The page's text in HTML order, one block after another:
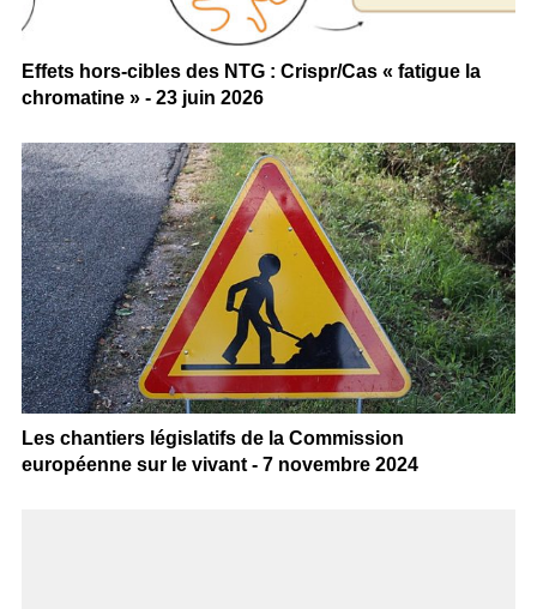
Effets hors-cibles des NTG : Crispr/Cas « fatigue la
chromatine » - 23 juin 2026
Les chantiers législatifs de la Commission
européenne sur le vivant - 7 novembre 2024